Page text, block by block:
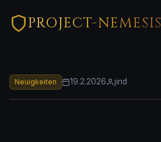
PROJECT-NEMESIS
Neuigkeiten 19.2.2026 jind